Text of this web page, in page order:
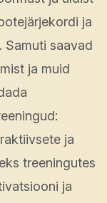
ja
Samuti saavad
ja muid
ja
treeningutes
ja